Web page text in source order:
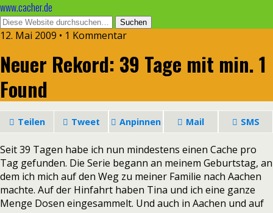
www.cacher.de
12. Mai 2009 • 1 Kommentar
Neuer Rekord: 39 Tage mit min. 1
Found
Teilen Tweet Anpinnen Mail SMS
Seit 39 Tagen habe ich nun mindestens einen Cache pro
Tag gefunden. Die Serie begann an meinem Geburtstag, an
dem ich mich auf den Weg zu meiner Familie nach Aachen
machte. Auf der Hinfahrt haben Tina und ich eine ganze
Menge Dosen eingesammelt. Und auch in Aachen und auf